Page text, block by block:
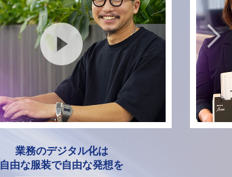
業務のデジタル化は
自由な服装で自由な発想を